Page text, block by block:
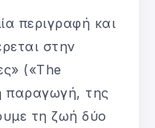
περιγραφή και
στην
(«The
παραγωγή, της
τη ζωή δύο